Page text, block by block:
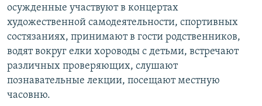
осужденные участвуют в концертах
художественной самодеятельности, спортивных
состязаниях, принимают в гости родственников,
водят вокруг елки хороводы с детьми, встречают
различных проверяющих, слушают
познавательные лекции, посещают местную
часовню.